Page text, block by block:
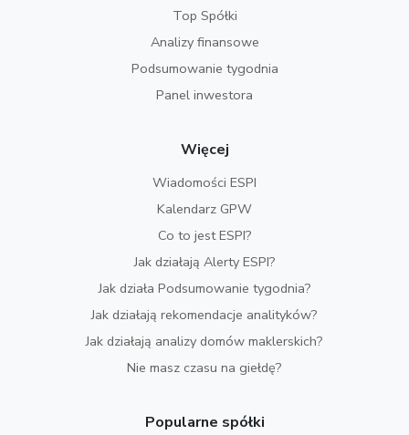
Top Spółki
Analizy finansowe
Podsumowanie tygodnia
Panel inwestora
Więcej
Wiadomości ESPI
Kalendarz GPW
Co to jest ESPI?
Jak działają Alerty ESPI?
Jak działa Podsumowanie tygodnia?
Jak działają rekomendacje analityków?
Jak działają analizy domów maklerskich?
Nie masz czasu na giełdę?
Popularne spółki